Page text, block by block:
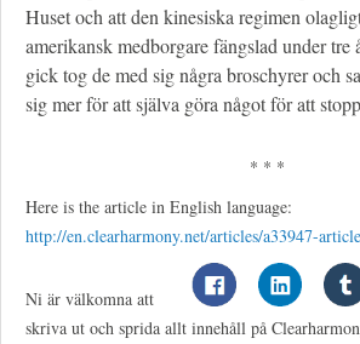
Huset och att den kinesiska regimen
amerikansk medborgare fängslad under tre
gick tog de med sig några broschyrer och
sig mer för att själva göra något för att
* * *
Here is the article in English language:
http://en.clearharmony.net/articles/a33947-
Ni är välkomna att
skriva ut och sprida allt innehåll på